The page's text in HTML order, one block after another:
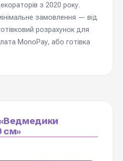
з 2020 року.
замовлення — від
розрахунок для
MonoPay, або готівка
см»